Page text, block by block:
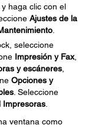
haga clic con el
Ajustes de la
seleccione
Impresión y Fax,
y escáneres
Opciones y
. Seleccione
Impresoras
ventana como